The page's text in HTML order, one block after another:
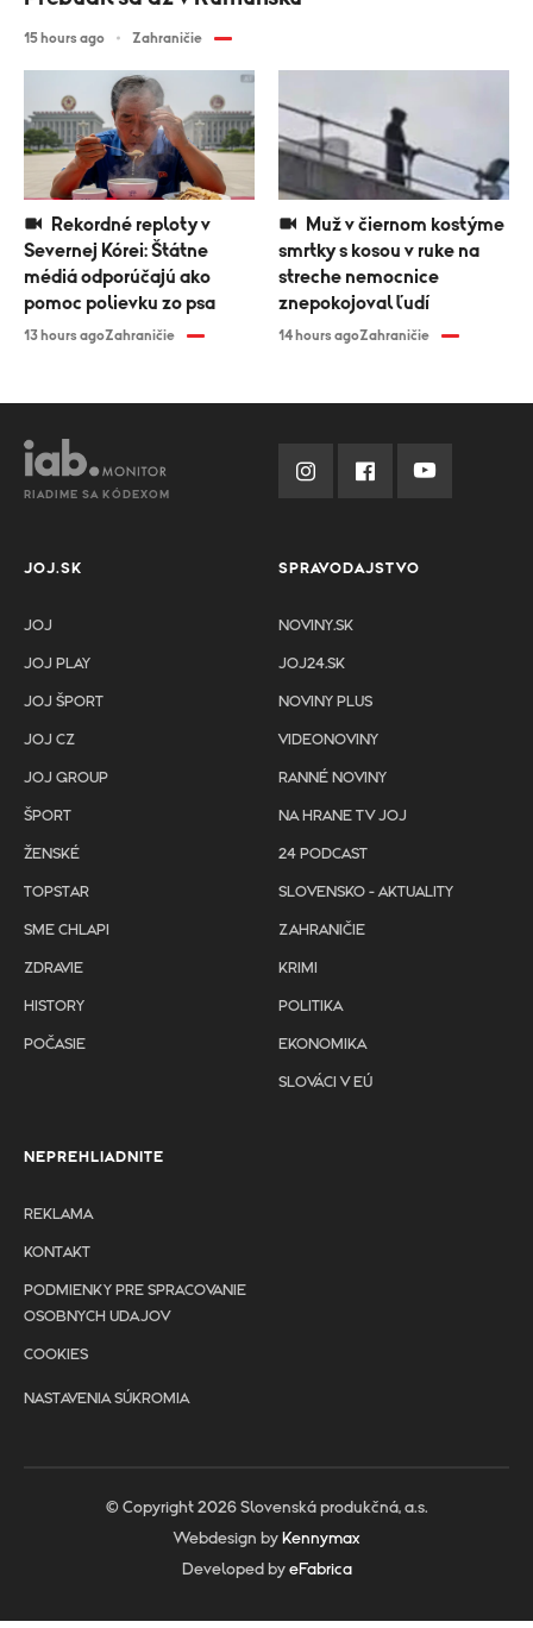
Severnej Kórei: Štátne
médiá odporúčajú ako
pomoc polievku zo psa
13 hours agoZahraničie
smrtky s kosou v ruke na
streche nemocnice
znepokojoval ľudí
14 hours agoZahraničie
15 hours ago Zahraničie
RIADIME SA KÓDEXOM
JOJ.SK
JOJ
JOJ PLAY
JOJ ŠPORT
JOJ CZ
JOJ GROUP
ŠPORT
ŽENSKÉ
TOPSTAR
SME CHLAPI
ZDRAVIE
HISTORY
POČASIE
SPRAVODAJSTVO
NOVINY.SK
JOJ24.SK
NOVINY PLUS
VIDEONOVINY
RANNÉ NOVINY
NA HRANE TV JOJ
24 PODCAST
SLOVENSKO - AKTUALITY
ZAHRANIČIE
KRIMI
POLITIKA
EKONOMIKA
SLOVÁCI V EÚ
NEPREHLIADNITE
REKLAMA
KONTAKT
PODMIENKY PRE SPRACOVANIE
OSOBNYCH UDAJOV
COOKIES
NASTAVENIA SÚKROMIA
© Copyright 2026 Slovenská produkčná, a.s.
Webdesign by Kennymax
Developed by eFabrica